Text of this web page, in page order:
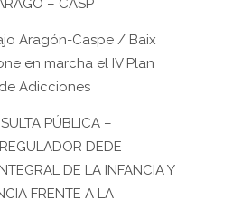
– CASP
Aragón-Caspe / Baix
en marcha el IV Plan
Adicciones
PÚBLICA –
DEDE
DE LA INFANCIA Y
FRENTE A LA